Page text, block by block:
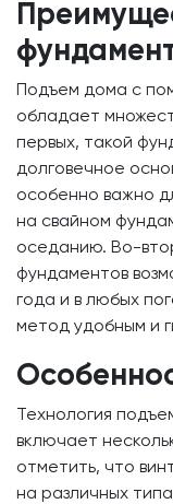
Подъем дома с
обладает
первых, такой
долговечное
особенно важно
на свайном
оседанию. Во-
фундаментов
года и в любых
метод удобным и
Технология
включает
отметить, что
на различных